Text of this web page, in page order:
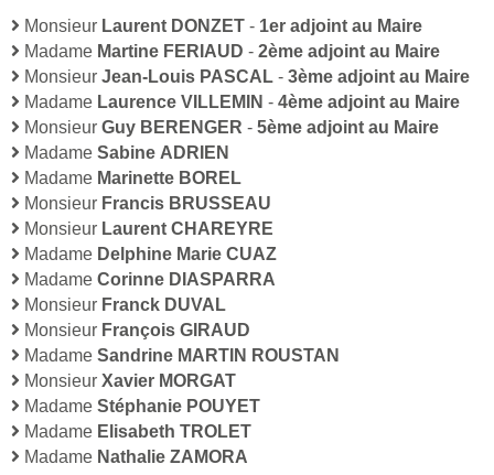
Monsieur Laurent DONZET - 1er adjoint au Maire
Madame Martine FERIAUD - 2ème adjoint au Maire
Monsieur Jean-Louis PASCAL - 3ème adjoint au Maire
Madame Laurence VILLEMIN - 4ème adjoint au Maire
Monsieur Guy BERENGER - 5ème adjoint au Maire
Madame Sabine ADRIEN
Madame Marinette BOREL
Monsieur Francis BRUSSEAU
Monsieur Laurent CHAREYRE
Madame Delphine Marie CUAZ
Madame Corinne DIASPARRA
Monsieur Franck DUVAL
Monsieur François GIRAUD
Madame Sandrine MARTIN ROUSTAN
Monsieur Xavier MORGAT
Madame Stéphanie POUYET
Madame Elisabeth TROLET
Madame Nathalie ZAMORA